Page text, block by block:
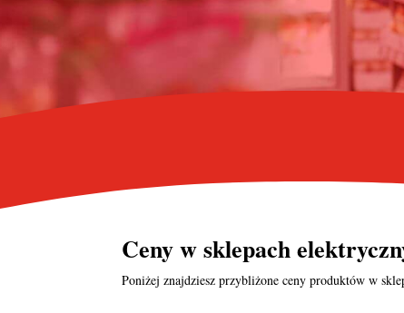
Ceny wsklepach
Poniżej znajdziesz przybliżone ceny produktów w